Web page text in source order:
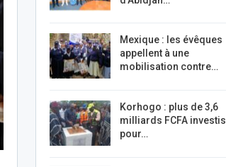
Mexique : les évêques
appellent à une
mobilisation contre…
Korhogo : plus de 3,6
milliards FCFA investis
pour…